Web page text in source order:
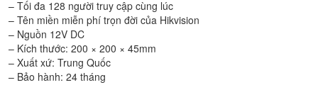
– Tối đa 128 người truy cập cùng lúc
– Tên miền miễn phí trọn đời của Hikvision
– Nguồn 12V DC
– Kích thước: 200 × 200 × 45mm
– Xuất xứ: Trung Quốc
– Bảo hành: 24 tháng